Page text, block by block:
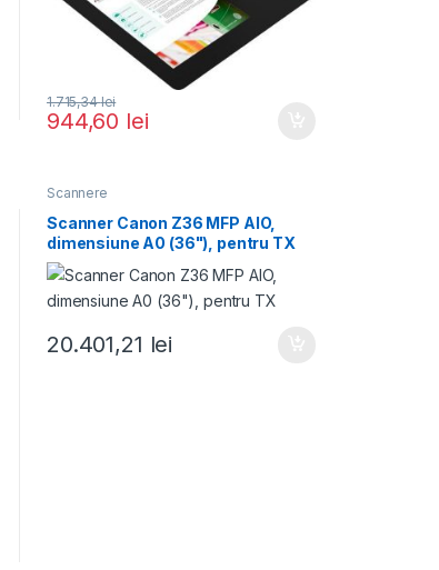
944,60 lei
1.715,34lei
Scannere
Scanner Canon Z36 MFP AIO,
dimensiune A0 (36"), pentru TX
20.401,21 lei